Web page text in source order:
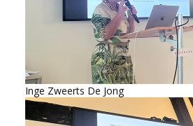
Inge Zweerts De Jong